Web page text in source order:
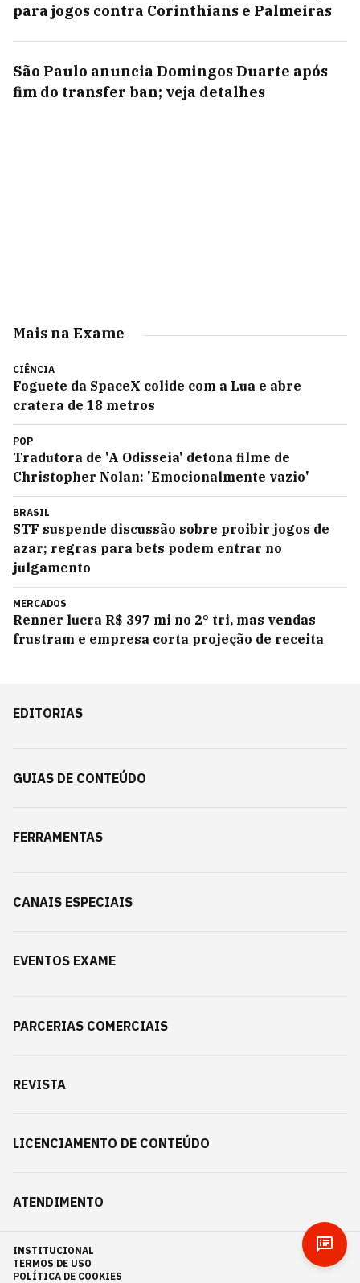
para jogos contra Corinthians e Palmeiras
São Paulo anuncia Domingos Duarte após
fim do transfer ban; veja detalhes
Mais na Exame
CIÊNCIA
Foguete da SpaceX colide com a Lua e abre
cratera de 18 metros
POP
Tradutora de 'A Odisseia' detona filme de
Christopher Nolan: 'Emocionalmente vazio'
BRASIL
STF suspende discussão sobre proibir jogos de
azar; regras para bets podem entrar no
julgamento
MERCADOS
Renner lucra R$ 397 mi no 2° tri, mas vendas
frustram e empresa corta projeção de receita
EDITORIAS
GUIAS DE CONTEÚDO
FERRAMENTAS
CANAIS ESPECIAIS
EVENTOS EXAME
PARCERIAS COMERCIAIS
REVISTA
LICENCIAMENTO DE CONTEÚDO
ATENDIMENTO
INSTITUCIONAL
TERMOS DE USO
POLÍTICA DE COOKIES